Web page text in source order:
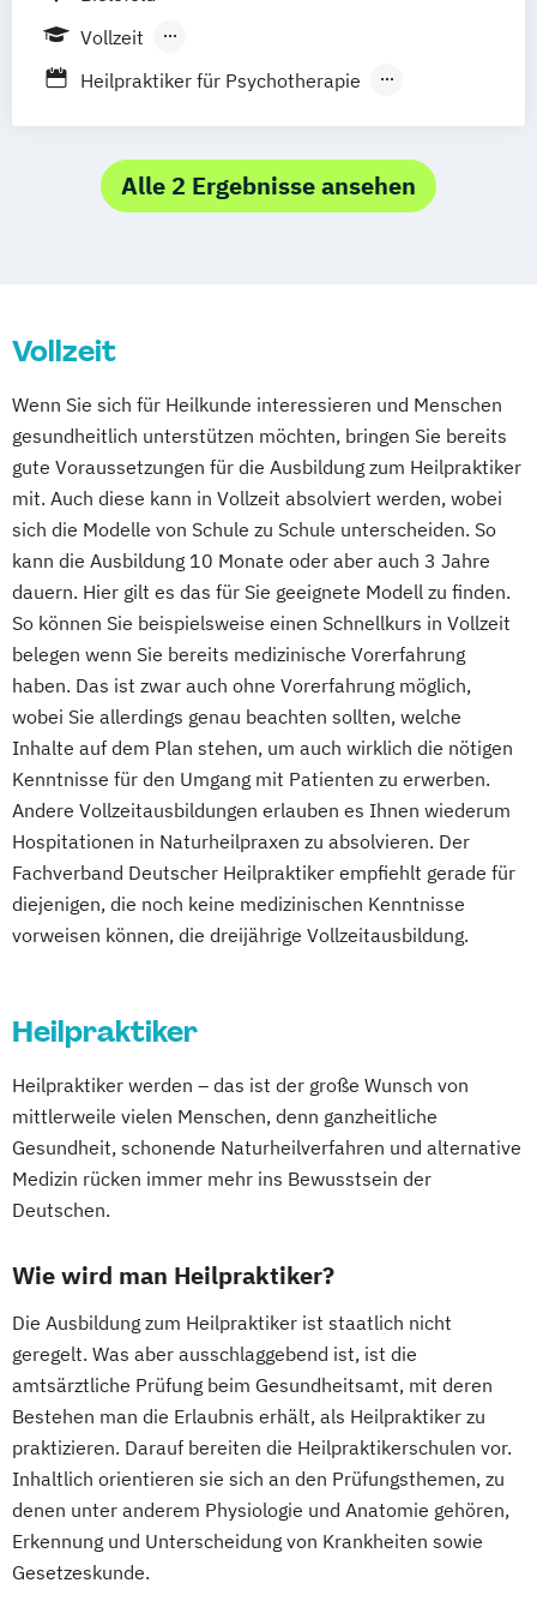
Rosenheim
Siegen Stuttgart Trier Tübingen
Osteopathie Ausbildung
Psychologische Beratung
Paracelsus Gesundheitsakademien
Vollzeit
Berufsbegleitender Präsenzlehrgang
Heilpraktiker für Psychotherapie
Alle 2 Ergebnisse ansehen
Vollzeit
Wenn Sie sich für Heilkunde interessieren und Menschen
gesundheitlich unterstützen möchten, bringen Sie bereits
gute Voraussetzungen für die Ausbildung zum Heilpraktiker
mit. Auch diese kann in Vollzeit absolviert werden, wobei
sich die Modelle von Schule zu Schule unterscheiden. So
kann die Ausbildung 10 Monate oder aber auch 3 Jahre
dauern. Hier gilt es das für Sie geeignete Modell zu finden.
So können Sie beispielsweise einen Schnellkurs in Vollzeit
belegen wenn Sie bereits medizinische Vorerfahrung
haben. Das ist zwar auch ohne Vorerfahrung möglich,
wobei Sie allerdings genau beachten sollten, welche
Inhalte auf dem Plan stehen, um auch wirklich die nötigen
Kenntnisse für den Umgang mit Patienten zu erwerben.
Andere Vollzeitausbildungen erlauben es Ihnen wiederum
Hospitationen in Naturheilpraxen zu absolvieren. Der
Fachverband Deutscher Heilpraktiker empfiehlt gerade für
diejenigen, die noch keine medizinischen Kenntnisse
vorweisen können, die dreijährige Vollzeitausbildung.
Heilpraktiker
Heilpraktiker werden – das ist der große Wunsch von
mittlerweile vielen Menschen, denn ganzheitliche
Gesundheit, schonende Naturheilverfahren und alternative
Medizin rücken immer mehr ins Bewusstsein der
Deutschen.
Wie wird man Heilpraktiker?
Die Ausbildung zum Heilpraktiker ist staatlich nicht
geregelt. Was aber ausschlaggebend ist, ist die
amtsärztliche Prüfung beim Gesundheitsamt, mit deren
Bestehen man die Erlaubnis erhält, als Heilpraktiker zu
praktizieren. Darauf bereiten die Heilpraktikerschulen vor.
Inhaltlich orientieren sie sich an den Prüfungsthemen, zu
denen unter anderem Physiologie und Anatomie gehören,
Erkennung und Unterscheidung von Krankheiten sowie
Gesetzeskunde.